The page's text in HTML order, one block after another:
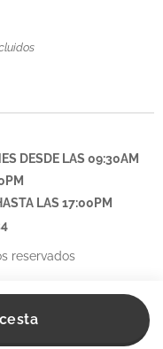
DESDE LAS 09:30AM
LAS 17:00PM
reservados